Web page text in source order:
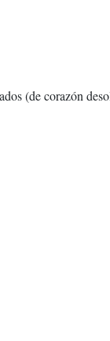
(de corazón